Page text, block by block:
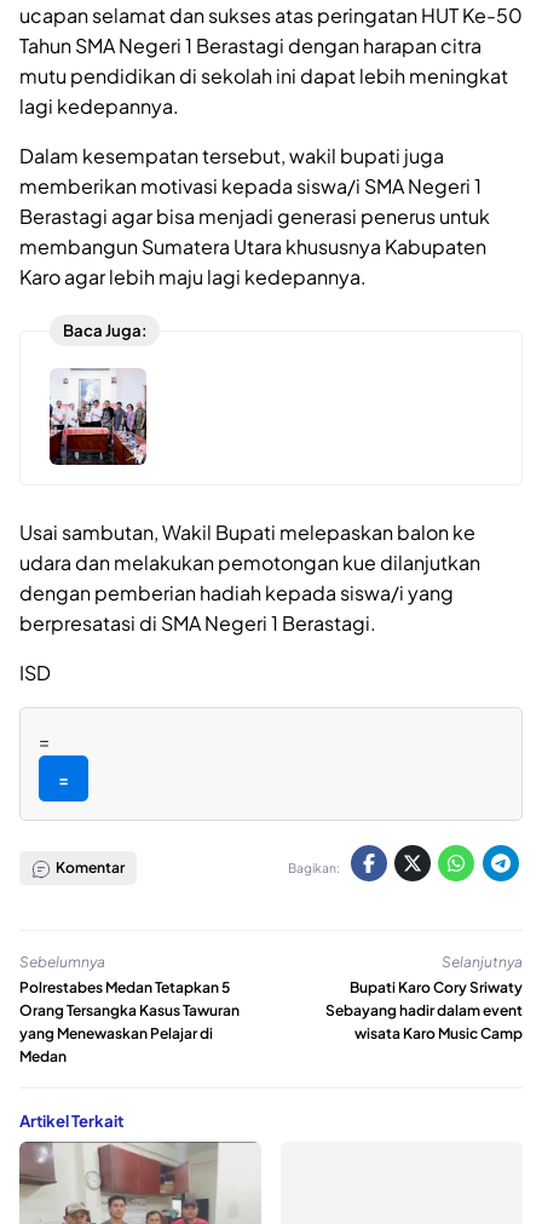
ucapan selamat dan sukses atas peringatan HUT Ke-50
Tahun SMA Negeri 1 Berastagi dengan harapan citra
mutu pendidikan di sekolah ini dapat lebih meningkat
lagi kedepannya.
Dalam kesempatan tersebut, wakil bupati juga
memberikan motivasi kepada siswa/i SMA Negeri 1
Berastagi agar bisa menjadi generasi penerus untuk
membangun Sumatera Utara khususnya Kabupaten
Karo agar lebih maju lagi kedepannya.
Baca Juga:
Usai sambutan, Wakil Bupati melepaskan balon ke
udara dan melakukan pemotongan kue dilanjutkan
dengan pemberian hadiah kepada siswa/i yang
berpresatasi di SMA Negeri 1 Berastagi.
ISD
=
=
Komentar Bagikan:
Sebelumnya
Polrestabes Medan Tetapkan 5
Orang Tersangka Kasus Tawuran
yang Menewaskan Pelajar di
Medan
Selanjutnya
Bupati Karo Cory Sriwaty
Sebayang hadir dalam event
wisata Karo Music Camp
Artikel Terkait